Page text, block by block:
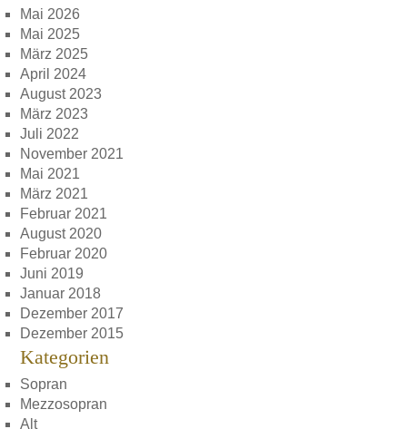
Mai 2026
Mai 2025
März 2025
April 2024
August 2023
März 2023
Juli 2022
November 2021
Mai 2021
März 2021
Februar 2021
August 2020
Februar 2020
Juni 2019
Januar 2018
Dezember 2017
Dezember 2015
Kategorien
Sopran
Mezzosopran
Alt